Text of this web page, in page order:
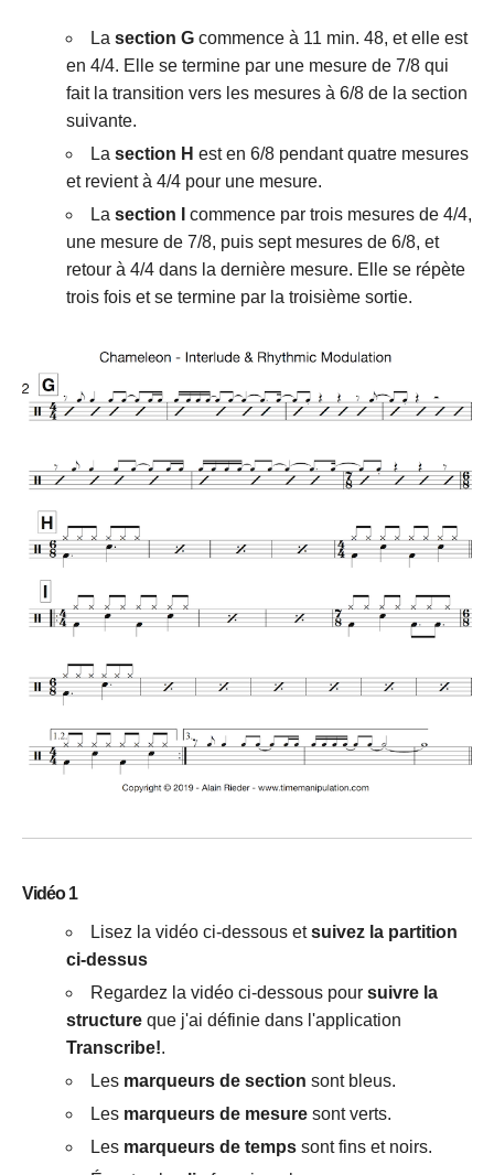
La section G commence à 11 min. 48, et elle est
en 4/4. Elle se termine par une mesure de 7/8 qui
fait la transition vers les mesures à 6/8 de la section
suivante.
La section H est en 6/8 pendant quatre mesures
et revient à 4/4 pour une mesure.
La section I
commence par trois mesures de 4/4,
une mesure de 7/8, puis sept mesures de 6/8, et
retour à 4/4 dans la dernière mesure. Elle se répète
trois fois et se termine par la troisième sortie.
Vidéo 1
Lisez la vidéo ci-dessous etsuivez la partition
ci-dessus
Regardez la vidéo ci-dessous pour suivre la
structure que j'ai définie dans l'application
Transcribe!.
Les marqueurs de section sont bleus.
Les marqueurs de mesure sont verts.
Les marqueurs de temps sont fins et noirs.